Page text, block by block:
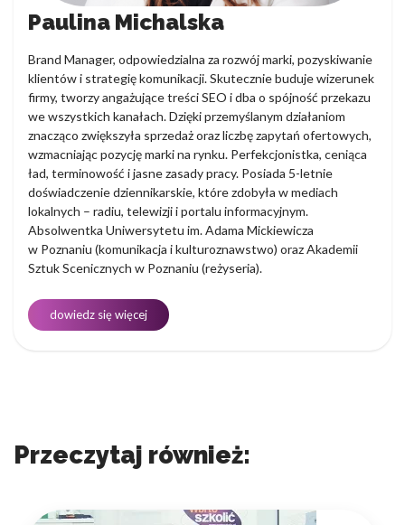
Paulina Michalska
Brand Manager, odpowiedzialna za rozwój marki, pozyskiwanie
klientów i strategię komunikacji. Skutecznie buduje wizerunek
firmy, tworzy angażujące treści SEO i dba o spójność przekazu
we wszystkich kanałach. Dzięki przemyślanym działaniom
znacząco zwiększyła sprzedaż oraz liczbę zapytań ofertowych,
wzmacniając pozycję marki na rynku. Perfekcjonistka, ceniąca
ład, terminowość i jasne zasady pracy. Posiada 5-letnie
doświadczenie dziennikarskie, które zdobyła w mediach
lokalnych – radiu, telewizji i portalu informacyjnym.
Absolwentka Uniwersytetu im. Adama Mickiewicza
w Poznaniu (komunikacja i kulturoznawstwo) oraz Akademii
Sztuk Scenicznych w Poznaniu (reżyseria).
dowiedz się więcej
Przeczytaj również: